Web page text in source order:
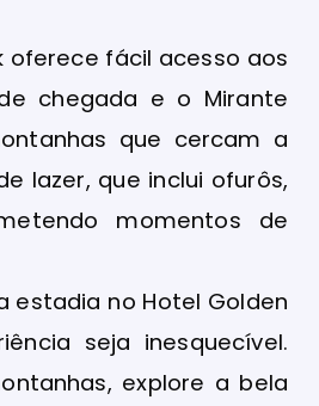
oferece fácil acesso aos
chegada e o Mirante
que cercam a
lazer, que inclui ofurôs,
momentos de
estadia no Hotel Golden
seja inesquecível.
explore a bela